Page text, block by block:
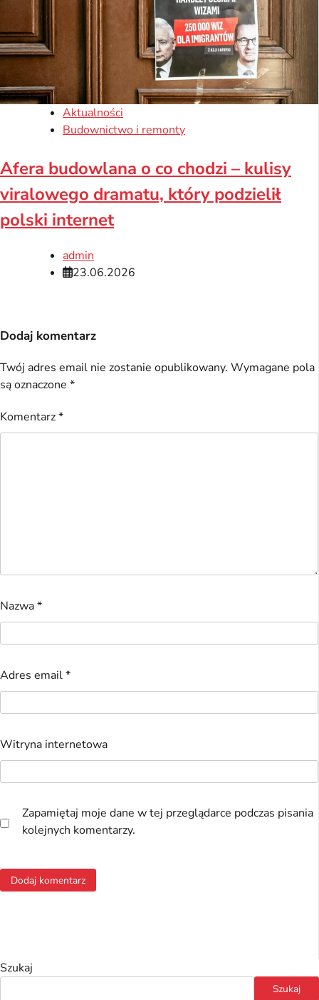
Aktualności
Budownictwo i remonty
Afera budowlana o co chodzi – kulisy
viralowego dramatu, który podzielił
polski internet
admin
23.06.2026
Dodaj komentarz
Twój adres email nie zostanie opublikowany. Wymagane pola
są oznaczone *
Komentarz*
Nazwa*
Adres email*
Witryna internetowa
Zapamiętaj moje dane w tej przeglądarce podczas pisania
kolejnych komentarzy.
Szukaj
Szukaj